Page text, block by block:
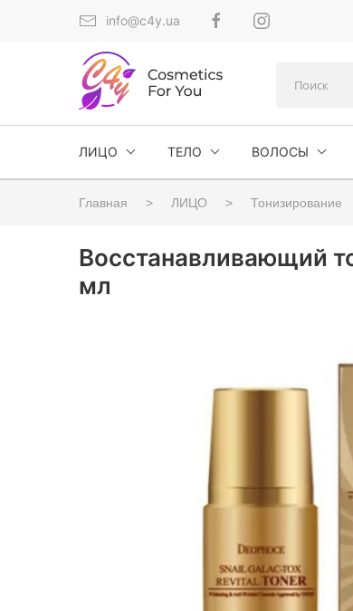
info@c4y.ua
ЛИЦО ТЕЛО ВОЛОСЫ
Главная ЛИЦО Тонизирование
Восстанавливающий
мл